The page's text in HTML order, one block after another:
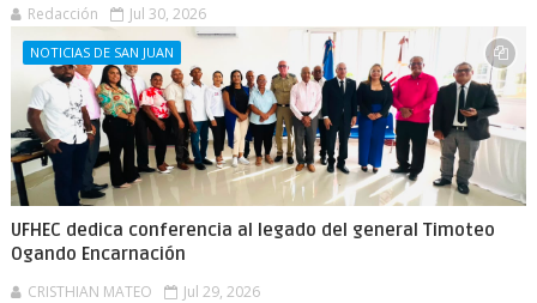
Redacción Jul 30, 2026
NOTICIAS DE SAN JUAN
UFHEC dedica conferencia al legado del general Timoteo
Ogando Encarnación
CRISTHIAN MATEO Jul 29, 2026